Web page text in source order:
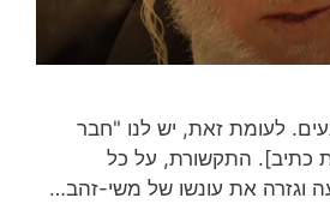
לעומת זאת, יש לנו "חבר
כתיב]. התקשורת, על כל
וגזרה את עונשו של משי-זהב…